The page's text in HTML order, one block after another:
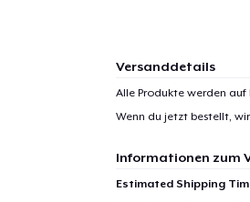
Versanddetails
Alle Produkte werden auf
Wenn du jetzt bestellt,
Informationen zum
Estimated Shipping